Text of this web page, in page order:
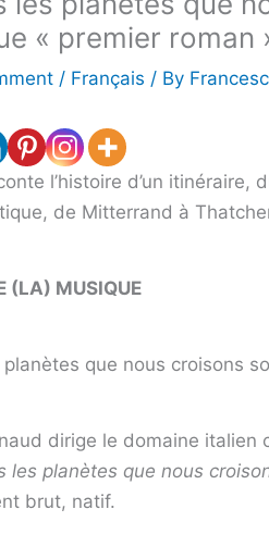
« premier roman
/ Français / By
l’histoire d’un
de ­Mitterrand à
(LA) MUSIQUE
que nous croisons
­dirige le domaine italien
les ­planètes que nous
brut, natif.